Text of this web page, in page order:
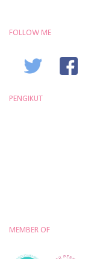
FOLLOW ME
PENGIKUT
MEMBER OF